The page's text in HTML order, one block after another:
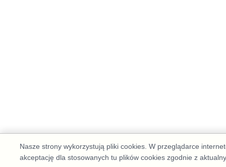
Nasze strony wykorzystują pliki cookies. W przeglądarce
akceptację dla stosowanych tu plików cookies zgodnie z